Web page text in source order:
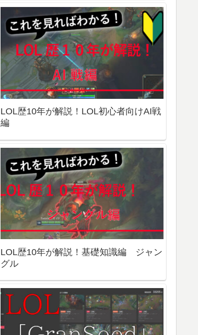
LOL歴10年が解説！基礎知識編 ドラゴ
ン・エレメンタルリフト
LOL歴10年が解説！LOL初心者向けAI戦
編